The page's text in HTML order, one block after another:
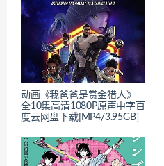
动画《我爸爸是赏金猎人》
全10集高清1080P原声中字百
度云网盘下载[MP4/3.95GB]